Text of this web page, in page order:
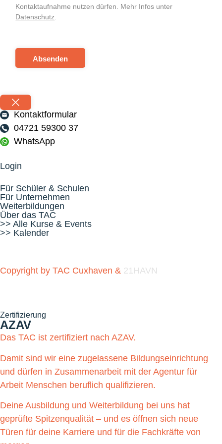
Kontaktaufnahme nutzen dürfen. Mehr Infos unter
Datenschutz.
Absenden
Kontaktformular
04721 59300 37
WhatsApp
Login
Für Schüler & Schulen
Für Unternehmen
Weiterbildungen
Über das TAC
>> Alle Kurse & Events
>> Kalender
Copyright by TAC Cuxhaven & 21HAVN
Zertifizierung
AZAV
Das TAC ist zertifiziert nach AZAV.
Damit sind wir eine zugelassene Bildungseinrichtung
und dürfen in Zusammenarbeit mit der Agentur für
Arbeit Menschen beruflich qualifizieren.
Deine Ausbildung und Weiterbildung bei uns hat
geprüfte Spitzenqualität – und es öffnen sich neue
Türen für deine Karriere und für die Fachkräfte von